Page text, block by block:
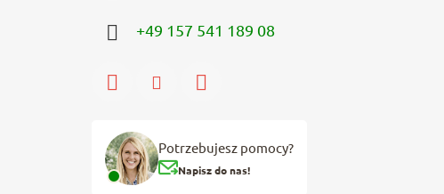
+49 157 541 189 08
Potrzebujesz pomocy?
Napisz do nas!